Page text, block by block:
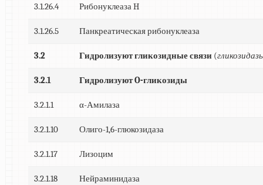
3.1.26.4 Рибонуклеаза H
3.1.26.5 Панкреатическая рибонуклеаза
3.2 Гидролизуют гликозидные связи (
3.2.1 Гидролизуют O-гликозиды
3.2.1.1 α-Амилаза
3.2.1.10 Олиго-1,6-глюкозидаза
3.2.1.17 Лизоцим
3.2.1.18 Нейраминидаза